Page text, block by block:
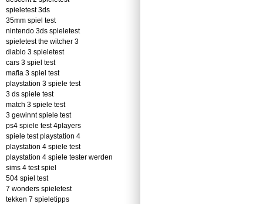
spieletest 3ds
35mm spiel test
nintendo 3ds spieletest
spieletest the witcher 3
diablo 3 spieletest
cars 3 spiel test
mafia 3 spiel test
playstation 3 spiele test
3 ds spiele test
match 3 spiele test
3 gewinnt spiele test
ps4 spiele test 4players
spiele test playstation 4
playstation 4 spiele test
playstation 4 spiele tester werden
sims 4 test spiel
504 spiel test
7 wonders spieletest
tekken 7 spieletipps